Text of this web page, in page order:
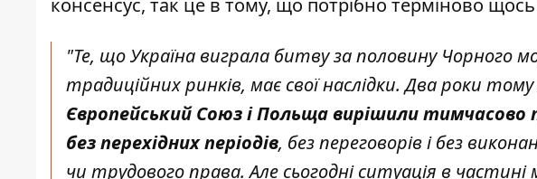
консенсус, так це в тому, що потрібно терміново
"Те, що Україна виграла битву за половину Чорного
традиційних ринків, має свої наслідки. Два роки
Європейський Союз і Польща вирішили тимчасово
без перехідних періодів, без переговорів і без
чи трудового права. Але сьогодні ситуація в частині